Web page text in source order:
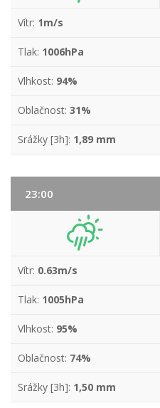
Vítr: 1m/s
Tlak: 1006hPa
Vlhkost: 94%
Oblačnost: 31%
Srážky [3h]: 1,89 mm
23:00
Vítr: 0.63m/s
Tlak: 1005hPa
Vlhkost: 95%
Oblačnost: 74%
Srážky [3h]: 1,50 mm